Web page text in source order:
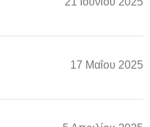
17 Μαΐου 2025